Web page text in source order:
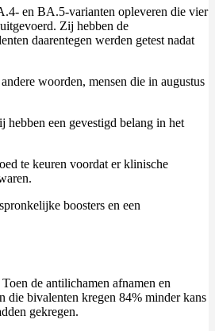
en BA.5-varianten opleveren die vier
Zij hebben de
daarentegen werden getest nadat
woorden, mensen die in augustus
een gevestigd belang in het
te keuren voordat er klinische
boosters en een
de antilichamen afnamen en
die bivalenten kregen 84% minder kans
gekregen.